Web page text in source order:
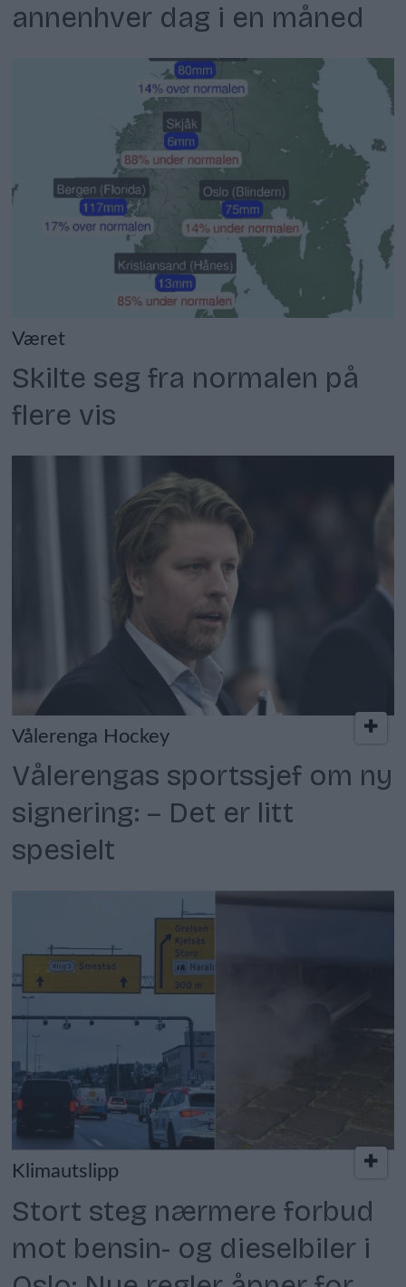
annenhver dag i en måned
Været
Skilte seg fra normalen på
flere vis
Vålerenga Hockey
Vålerengas sportssjef om ny
signering: – Det er litt
spesielt
Klimautslipp
Stort steg nærmere forbud
mot bensin- og dieselbiler i